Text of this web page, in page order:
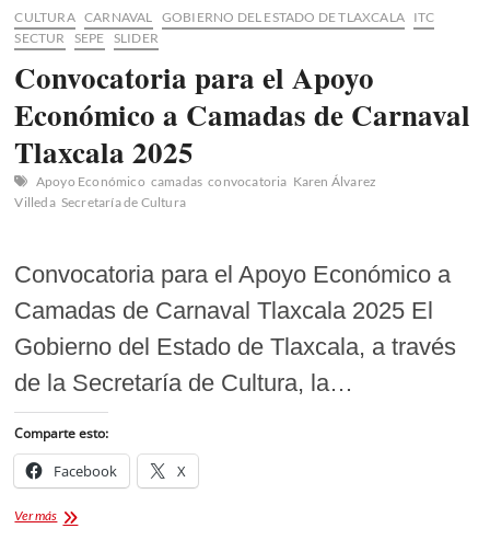
CULTURA CARNAVAL GOBIERNO DEL ESTADO DE TLAXCALA ITC
SECTUR
SEPE SLIDER
Convocatoria para el Apoyo
Económico a Camadas de Carnaval
Tlaxcala 2025
Apoyo Económico camadas convocatoria Karen Álvarez
Villeda Secretaría de Cultura
Convocatoria para el Apoyo Económico a
Camadas de Carnaval Tlaxcala 2025 El
Gobierno del Estado de Tlaxcala, a través
de la Secretaría de Cultura, la…
Comparte esto:
Facebook X
Ver másConvocatoria